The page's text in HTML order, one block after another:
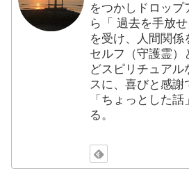
をつかしドロッ
ら「 過去を手放
を受け、人間関係
セルフ（守護霊）
どスピリチュアル
スに、喜びと感謝
「ちょっとした
る。